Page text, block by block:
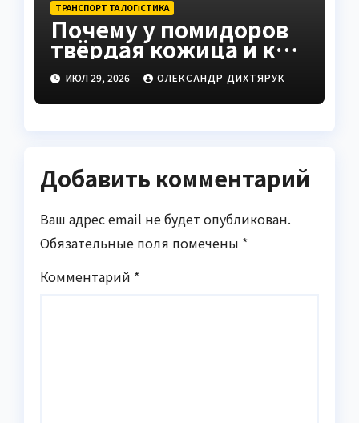
ТРАНСПОРТ ТА ЛОГІСТИКА
Почему у помидоров
твёрдая кожица и как
это исправить
ИЮЛ 29, 2026 ОЛЕКСАНДР ДИХТЯРУК
Добавить комментарий
Ваш адрес email не будет опубликован.
Обязательные поля помечены *
Комментарий *